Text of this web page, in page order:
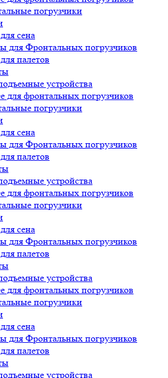
погрузчики
сена
для Фронтальных погрузчиков
палетов
устройства
для фронтальных погрузчиков
погрузчики
сена
для Фронтальных погрузчиков
палетов
устройства
для фронтальных погрузчиков
погрузчики
сена
для Фронтальных погрузчиков
палетов
устройства
для фронтальных погрузчиков
погрузчики
сена
для Фронтальных погрузчиков
палетов
устройства